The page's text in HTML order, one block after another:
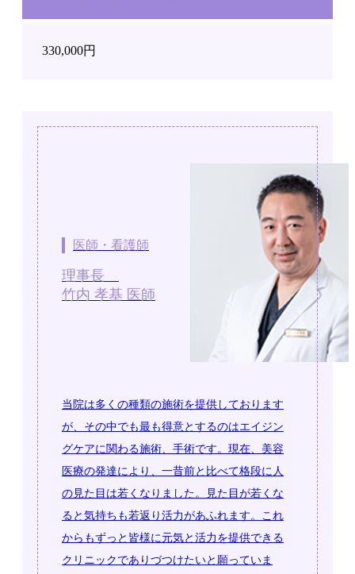
330,000円
医師・看護師
理事長
竹内 孝基 医師
当院は多くの種類の施術を提供しております
が、その中でも最も得意とするのはエイジン
グケアに関わる施術、手術です。現在、美容
医療の発達により、一昔前と比べて格段に人
の見た目は若くなりました。見た目が若くな
ると気持ちも若返り活力があふれます。これ
からもずっと皆様に元気と活力を提供できる
クリニックでありづつけたいと願っていま